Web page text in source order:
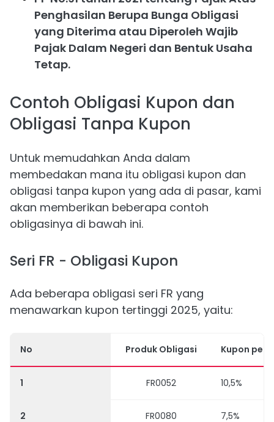
Penghasilan Berupa Bunga Obligasi
yang Diterima atau Diperoleh Wajib
Pajak Dalam Negeri dan Bentuk Usaha
Tetap.
Contoh Obligasi Kupon dan
Obligasi Tanpa Kupon
Untuk memudahkan Anda dalam
membedakan mana itu obligasi kupon dan
obligasi tanpa kupon yang ada di pasar, kami
akan memberikan beberapa contoh
obligasinya di bawah ini.
Seri FR - Obligasi Kupon
Ada beberapa obligasi seri FR yang
menawarkan kupon tertinggi 2025, yaitu:
No Produk Obligasi Kupon per
1 FR0052 10,5%
2 FR0080 7,5%